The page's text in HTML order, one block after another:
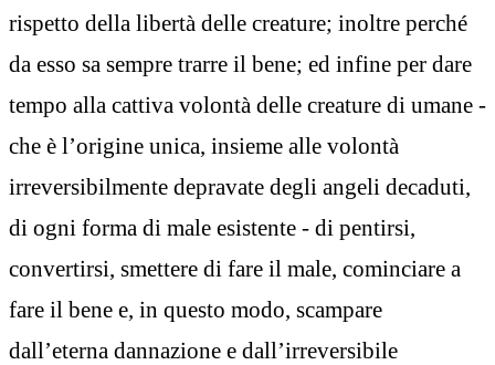
rispetto della libertà delle creature; inoltre perché
da esso sa sempre trarre il bene; ed infine per dare
tempo alla cattiva volontà delle creature di umane -
che è l’origine unica, insieme alle volontà
irreversibilmente depravate degli angeli decaduti,
di ogni forma di male esistente - di pentirsi,
convertirsi, smettere di fare il male, cominciare a
fare il bene e, in questo modo, scampare
dall’eterna dannazione e dall’irreversibile